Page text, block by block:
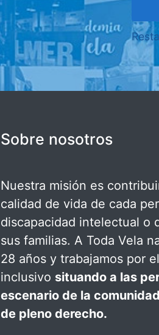
Sobre nosotros
Nuestra misión es
calidad de vida de cada
discapacidad intelectual o
sus familias. A Toda Vela
28 años y trabajamos por
inclusivo situando a las
escenario de la
de pleno derecho.